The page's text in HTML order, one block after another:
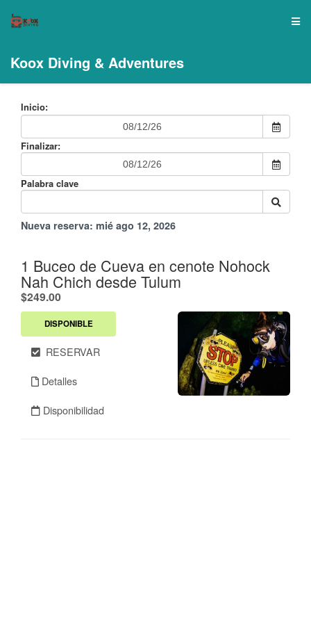
Koox Diving & Adventures
Inicio:
Finalizar:
Palabra clave
Nueva reserva: mié ago 12, 2026
1 Buceo de Cueva en cenote Nohock
Nah Chich desde Tulum
$249.00.
DISPONIBLE
RESERVAR
Detalles
Disponibilidad